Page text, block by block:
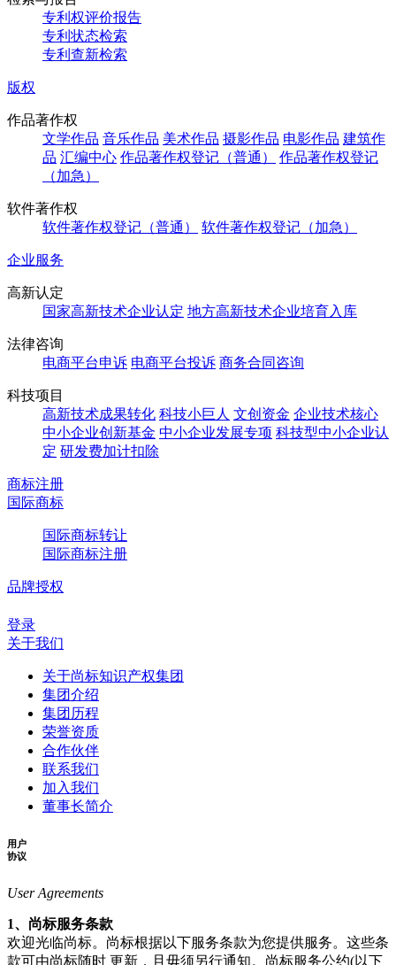
专利权评价报告
专利状态检索
专利查新检索
版权
作品著作权
文学作品 音乐作品 美术作品 摄影作品 电影作品 建筑作
品 汇编中心 作品著作权登记（普通）
作品著作权登记
（加急）
软件著作权
软件著作权登记（普通）
软件著作权登记（加急）
企业服务
高新认定
国家高新技术企业认定 地方高新技术企业培育入库
法律咨询
电商平台申诉 电商平台投诉 商务合同咨询
科技项目
高新技术成果转化 科技小巨人 文创资金 企业技术核心
中小企业创新基金 中小企业发展专项 科技型中小企业认
定 研发费加计扣除
商标注册
国际商标
国际商标转让
国际商标注册
品牌授权
登录
关于我们
关于尚标知识产权集团
集团介绍
集团历程
荣誉资质
合作伙伴
联系我们
加入我们
董事长简介
用户
协议
User Agreements
1、尚标服务条款
欢迎光临尚标。尚标根据以下服务条款为您提供服务。这些条
款可由尚标随时 更新，且毋须另行通知。尚标服务公约(以下